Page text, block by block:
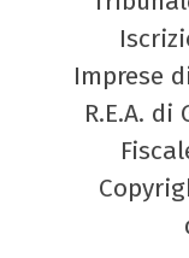
Imprese
R.E.A. di